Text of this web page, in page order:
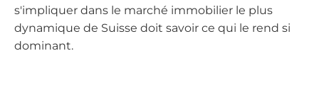
s'impliquer dans le marché immobilier le plus
dynamique de Suisse doit savoir ce qui le rend si
dominant.